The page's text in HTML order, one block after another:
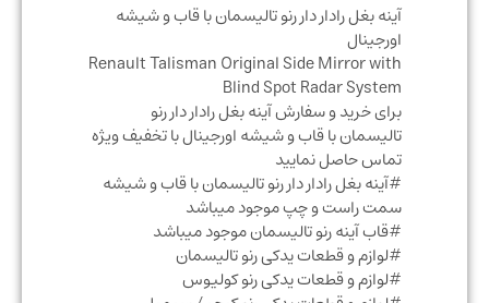
آینه بغل رادار دار رنو تالیسمان با قاب و شیشه
اورجینال
Renault Talisman Original Side Mirror with
Blind Spot Radar System
برای خرید و سفارش آینه بغل رادار دار رنو
تالیسمان با قاب و شیشه اورجینال با تخفیف ویژه
تماس حاصل نمایید
#آینه بغل رادار دار رنو تالیسمان با قاب و شیشه
سمت راست و چپ موجود میباشد
#قاب آینه رنو تالیسمان موجود میباشد
#لوازم و قطعات یدکی رنو تالیسمان
#لوازم و قطعات یدکی رنو کولیوس